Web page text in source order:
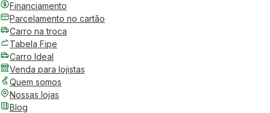
Financiamento
Parcelamento no cartão
Carro na troca
Tabela Fipe
Carro Ideal
Venda para lojistas
Quem somos
Nossas lojas
Blog